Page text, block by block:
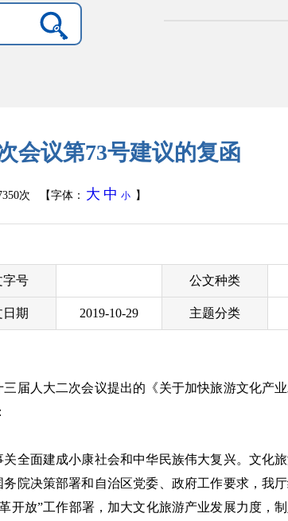
会议第73号建议的复函
次 【字体： 大 中 小 】
字号 公文种类
日期 2019-10-29 主题分类
届人大二次会议提出的《关于加快旅游文化产
全面建成小康社会和中华民族伟大复兴。文化
院决策部署和自治区党委、政府工作要求，我
开放”工作部署，加大文化旅游产业发展力度，